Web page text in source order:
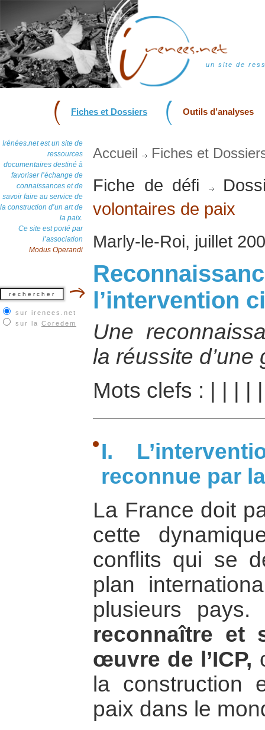
un site de
Fiches et Dossiers Outils d’analyses
Irénées.net est un site de
ressources
documentaires destiné à
favoriser l’échange de
connaissances et de
savoir faire au service de
la construction d’un art de
la paix.
Ce site est porté par
l’association
Modus Operandi
sur irenees.net
sur la Coredem
Accueil Fiches et
Fiche de défi
volontaires de paix
Marly-le-Roi, juillet
l’intervention
Une
la réussite
Mots clefs :
I.
reconnue par
La France doit
cette
conflits qui se
plan
plusieurs
reconnaître et
œuvre de l’ICP,
la construction
paix dans le